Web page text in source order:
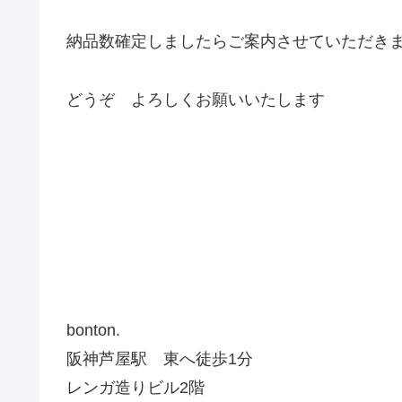
納品数確定しましたらご案内させていただき
どうぞ よろしくお願いいたします
bonton.
阪神芦屋駅 東へ徒歩1分
レンガ造りビル2階